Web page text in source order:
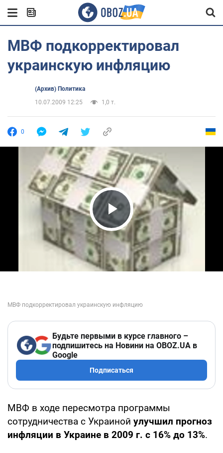
МВФ подкорректировал
украинскую инфляцию
(Архив) Политика
10.07.2009 12:25
1,0 т.
0
Play Video
Будьте первыми в курсе главного –
подпишитесь на Новини на OBOZ.UA в
Google
Подписаться
МВФ в ходе пересмотра программы
сотрудничества с Украиной улучшил прогноз
инфляции в Украине в 2009 г. с 16% до 13%.